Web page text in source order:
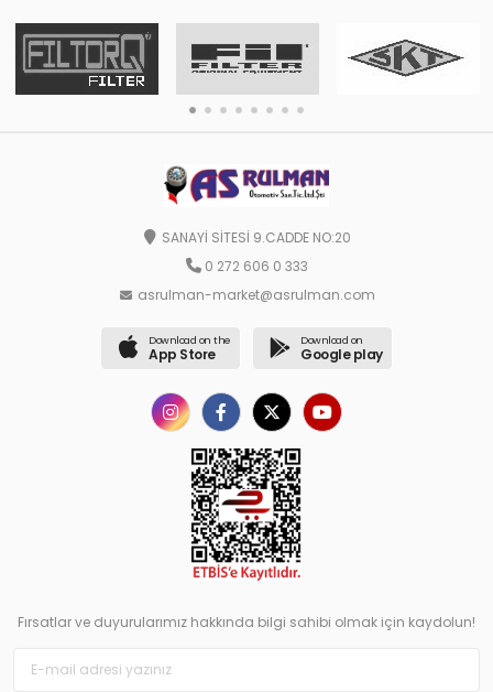
SANAYİ SİTESİ 9.CADDE NO:20
0 272 606 0 333
asrulman-market@asrulman.com
Download on the
App Store
Download on
Google play
Fırsatlar ve duyurularımız hakkında bilgi sahibi olmak için kaydolun!